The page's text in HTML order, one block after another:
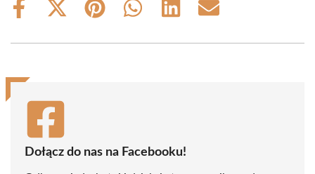
Share
Share
(Twitter)
Share
Share
Share
Share
Dołącz do nas na Facebooku!